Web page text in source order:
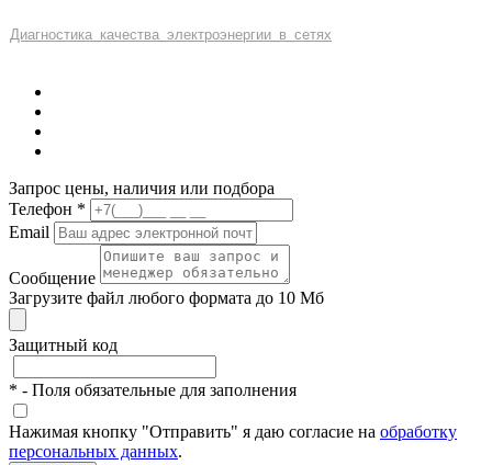
Диагностика качества электроэнергии в сетях
Запрос цены, наличия или подбора
Телефон *
Email
Сообщение
Загрузите файл любого формата до 10 Мб
Защитный код
* - Поля обязательные для заполнения
Нажимая кнопку "Отправить" я даю согласие на обработку
персональных данных.